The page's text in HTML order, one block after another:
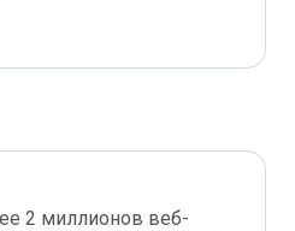
2 миллионов веб-